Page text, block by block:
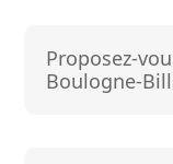
Proposez-
Boulogne-